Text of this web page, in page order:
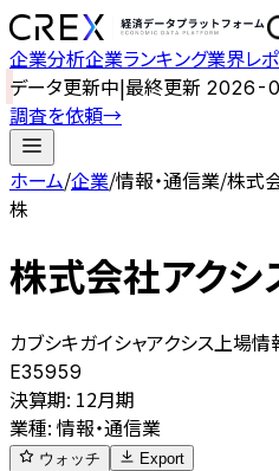
企業分析企業ランキング業界レ
データ更新中|最終更新 2026-
調査を依頼→
ホーム/企業/情報・通信業/株式
株
株式会社アクシ
カブシキガイシャアクシス 上場情
E35959
決算期: 12月期
業種: 情報・通信業
ウォッチ Export